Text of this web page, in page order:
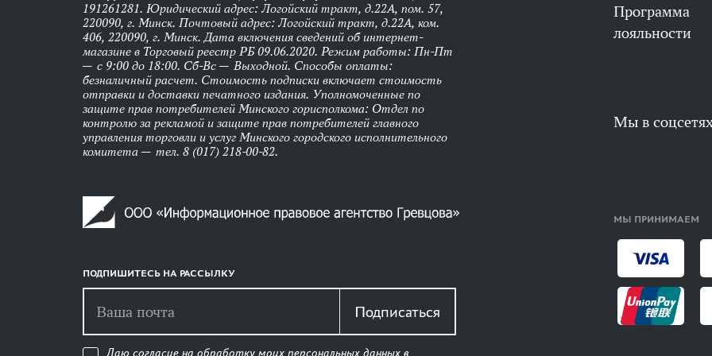
191261281. Юридический адрес: Логойский тракт, д.22А, пом. 57,
220090, г. Минск. Почтовый адрес: Логойский тракт, д.22А, ком.
406, 220090, г. Минск. Дата включения сведений об интернет-
магазине в Торговый реестр РБ 09.06.2020. Режим работы: Пн-Пт
— с 9:00 до 18:00. Сб-Вс — Выходной. Способы оплаты:
безналичный расчет. Стоимость подписки включает стоимость
отправки и доставки печатного издания. Уполномоченные по
защите прав потребителей Минского горисполкома: Отдел по
контролю за рекламой и защите прав потребителей главного
управления торговли и услуг Минского городского исполнительного
комитета — тел. 8 (017) 218-00-82.
ПОДПИШИТЕСЬ НА РАССЫЛКУ
Подписаться
Даю согласие на обработку моих персональных данных в
Программа
лояльности
Мы в
МЫ ПРИНИМАЕМ